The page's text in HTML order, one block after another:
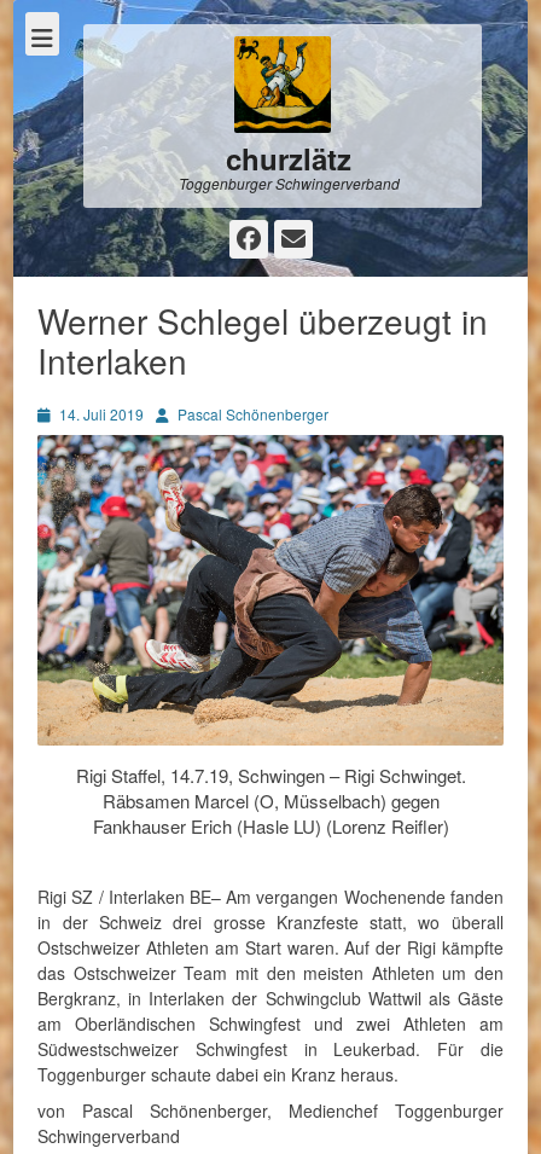
churzlätz
Toggenburger Schwingerverband
Facebook
E-
Mail
Werner Schlegel überzeugt in
Interlaken
Posted
on
14. Juli 2019 AutorPascal Schönenberger
Rigi Staffel, 14.7.19, Schwingen – Rigi Schwinget.
Räbsamen Marcel (O, Müsselbach) gegen
Fankhauser Erich (Hasle LU) (Lorenz Reifler)
Rigi SZ / Interlaken BE– Am vergangen Wochenende fanden
in der Schweiz drei grosse Kranzfeste statt, wo überall
Ostschweizer Athleten am Start waren. Auf der Rigi kämpfte
das Ostschweizer Team mit den meisten Athleten um den
Bergkranz, in Interlaken der Schwingclub Wattwil als Gäste
am Oberländischen Schwingfest und zwei Athleten am
Südwestschweizer Schwingfest in Leukerbad. Für die
Toggenburger schaute dabei ein Kranz heraus.
von Pascal Schönenberger, Medienchef Toggenburger
Schwingerverband